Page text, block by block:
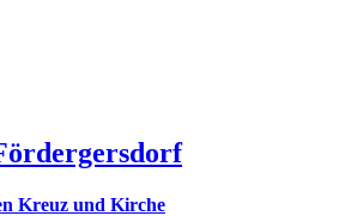
Kreuz und Kirche